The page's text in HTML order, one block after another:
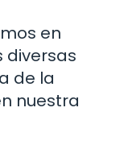
en
diversas
de la
nuestra